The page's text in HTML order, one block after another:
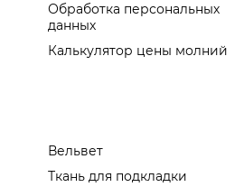
Обработка персональных
данных
Калькулятор цены молний
Вельвет
Ткань для подкладки